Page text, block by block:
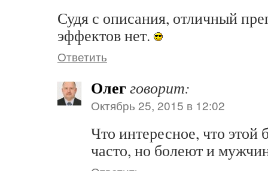
Судя с описания, отличный
эффектов нет.
Ответить
Олегговорит:
Октябрь 25, 2015 в 12:02
Что интересное, что этой
часто, но болеют и